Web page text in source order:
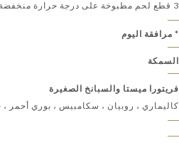
3 قطع لحم مطبوخة على درجة حرارة منخفضة
* مرافقة اليوم
السمكة
فريتورا ميستا والسبانخ الصغيرة
كاليماري ، روبيان ، سكامبيس ، بوري أحمر